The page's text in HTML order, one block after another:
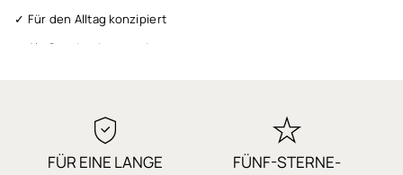
✓ Für den Alltag konzipiert
✓ Als Geschenk verpackt
✓ Qualität, auf die Sie sich verlassen können
✓ Sichere Bezahlung
FÜR EINE LANGE
FÜNF-STERNE-